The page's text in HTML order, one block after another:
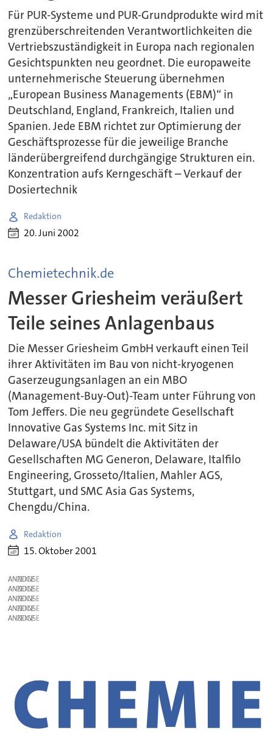
Für PUR-Systeme und PUR-Grundprodukte wird mit
grenzüberschreitenden Verantwortlichkeiten die
Vertriebszuständigkeit in Europa nach regionalen
Gesichtspunkten neu geordnet. Die europaweite
unternehmerische Steuerung übernehmen
„European Business Managements (EBM)“ in
Deutschland, England, Frankreich, Italien und
Spanien. Jede EBM richtet zur Optimierung der
Geschäftsprozesse für die jeweilige Branche
länderübergreifend durchgängige Strukturen ein.
Konzentration aufs Kerngeschäft – Verkauf der
Dosiertechnik
Redaktion
20. Juni 2002
Chemietechnik.de
Messer Griesheim veräußert
Teile seines Anlagenbaus
Die Messer Griesheim GmbH verkauft einen Teil
ihrer Aktivitäten im Bau von nicht-kryogenen
Gaserzeugungsanlagen an ein MBO
(Management-Buy-Out)-Team unter Führung von
Tom Jeffers. Die neu gegründete Gesellschaft
Innovative Gas Systems Inc. mit Sitz in
Delaware/USA bündelt die Aktivitäten der
Gesellschaften MG Generon, Delaware, Italfilo
Engineering, Grosseto/Italien, Mahler AGS,
Stuttgart, und SMC Asia Gas Systems,
Chengdu/China.
Redaktion
15. Oktober 2001
ANZEIGE
ANZEIGE
ANZEIGE
ANZEIGE
ANZEIGE